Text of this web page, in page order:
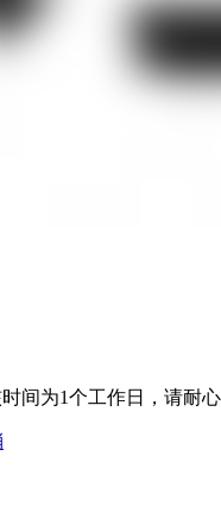
间为1个工作日，请耐